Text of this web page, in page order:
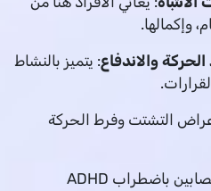
وإكمالها.
والاندفاع: يتميز بالنشاط
التشتت وفرط الحركة
أن الأفراد المصابين باضطراب ADHD